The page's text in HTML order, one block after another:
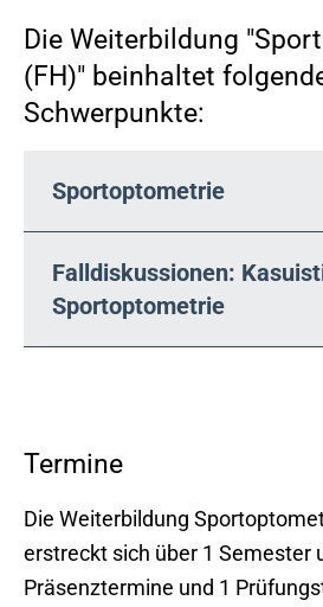
Die Weiterbildung
(FH)" beinhaltet
Schwerpunkte:
Sportoptometrie
Falldiskussionen:
Sportoptometrie
Termine
Die Weiterbildung
erstreckt sich über 1 Semester
Präsenztermine und 1